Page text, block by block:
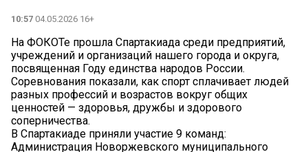
10:57 04.05.2026 16+
На ФОКОТе прошла Спартакиада среди предприятий,
учреждений и организаций нашего города и округа,
посвященная Году единства народов России.
Соревнования показали, как спорт сплачивает людей
разных профессий и возрастов вокруг общих
ценностей — здоровья, дружбы и здорового
соперничества.
В Спартакиаде приняли участие 9 команд:
Администрация Новоржевского муниципального